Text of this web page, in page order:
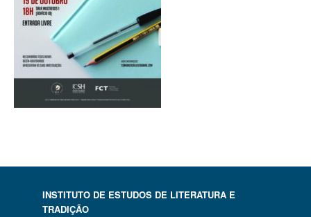
INSTITUTO DE ESTUDOS DE LITERATURA E
TRADIÇÃO